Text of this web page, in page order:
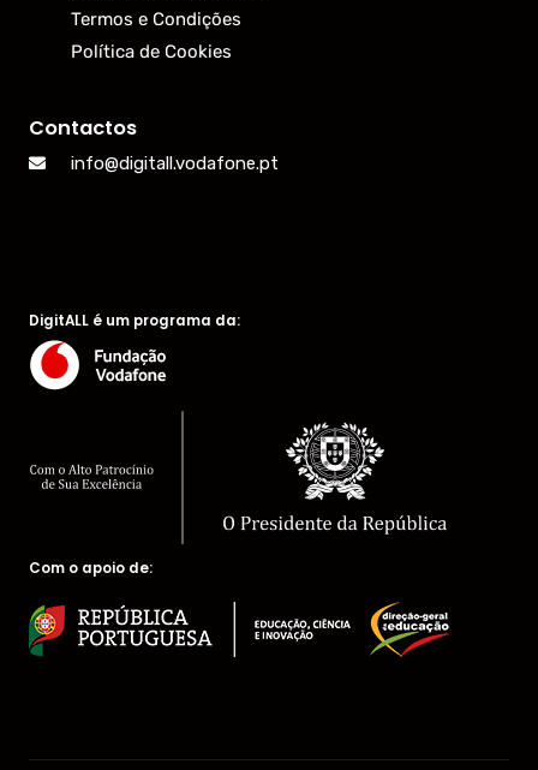
Termos e Condições
Política de Cookies
Contactos
info@digitall.vodafone.pt
DigitALL é um programa da:
Com o apoio de: